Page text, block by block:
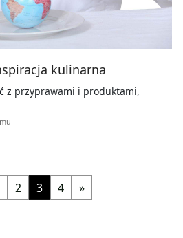
kulinarna
z przyprawami i produktami,
2 3 4 »